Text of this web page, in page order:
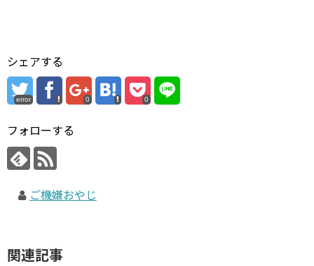
シェアする
error 0 0
フォローする
ご機嫌おやじ
関連記事